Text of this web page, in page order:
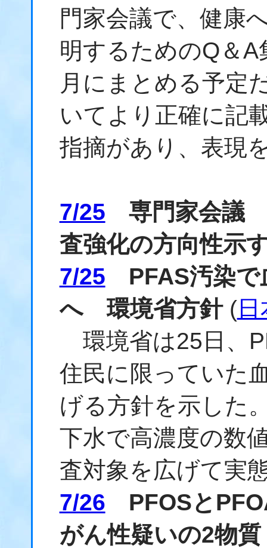
門家会議で、健康
明するためのQ＆
月にまとめる予定
いてより正確に記
指摘があり、表現
7/25 専門家会議
査強化の方向性示
7/25 PFAS汚染で
へ 環境省方針(日
環境省は25日、
住民に限っていた
げる方針を示した
下水で高濃度の数
査対象を広げて実
7/26 PFOSと
がん性疑いの2物